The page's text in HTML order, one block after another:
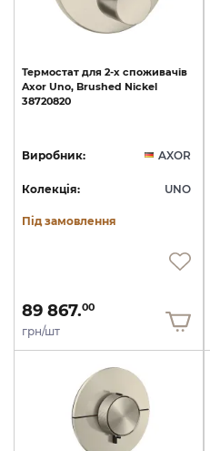
Термостат для 2-х споживачів
Axor Uno, Brushed Nickel
38720820
Виробник: AXOR
Колекція: UNO
Під замовлення
89 867.00
грн/шт